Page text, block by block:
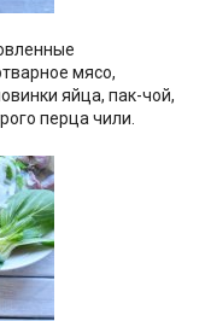
мясо,
яйца, пак-чой,
перца чили.